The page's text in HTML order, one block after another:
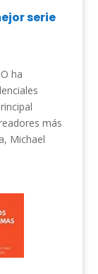
serie
ha
más
Michael